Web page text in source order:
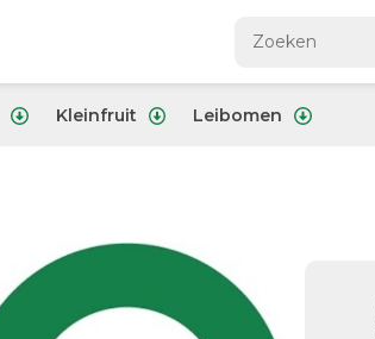
Kleinfruit Leibomen